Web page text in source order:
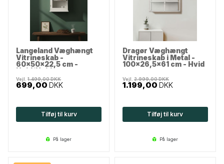
Langeland Væghængt
Vitrineskab -
60x50x22,5 cm -
Hvid/Hvid
699,00 DKK
Vejl.1.499,00DKK
Tilføj til kurv
på lager
Dragør Væghængt
Vitrineskab i Metal -
100x26,5x61 cm - Hvid
1.199,00 DKK
Vejl. 2.999,00DKK
Tilføj til kurv
på lager